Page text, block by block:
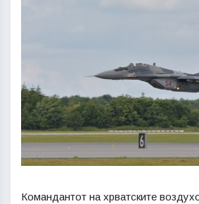
Командантот на хрватските